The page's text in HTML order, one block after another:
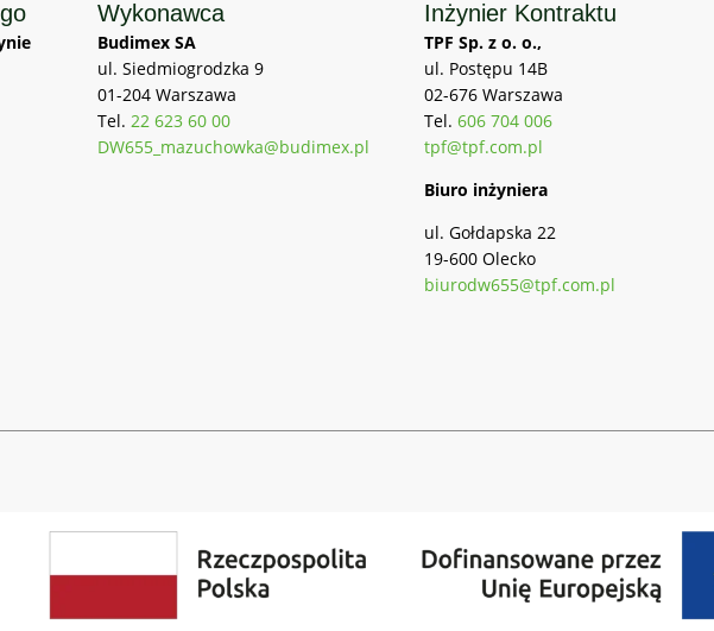
Wykonawca
Budimex SA
ul. Siedmiogrodzka 9
01-204 Warszawa
Tel. 22 623 60 00
DW655_mazuchowka@budimex.pl
Inżynier Kontraktu
TPF Sp. z o. o.,
ul. Postępu 14B
02-676 Warszawa
Tel. 606 704 006
tpf@tpf.com.pl
Biuro inżyniera
ul. Gołdapska 22
19-600 Olecko
biurodw655@tpf.com.pl